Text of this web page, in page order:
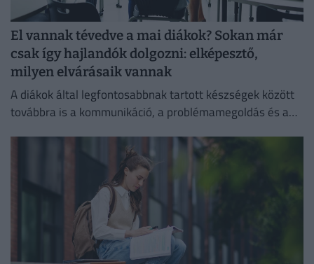
El vannak tévedve a mai diákok? Sokan már
csak így hajlandók dolgozni: elképesztő,
milyen elvárásaik vannak
A diákok által legfontosabbnak tartott készségek között
továbbra is a kommunikáció, a problémamegoldás és a